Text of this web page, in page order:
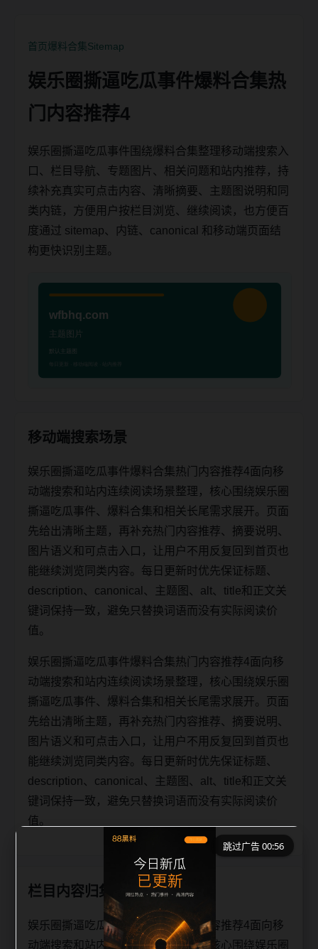
首页 爆料合集Sitemap
娱乐圈撕逼吃瓜事件爆料合集热
门内容推荐4
娱乐圈撕逼吃瓜事件围绕爆料合集整理移动端搜索入
口、栏目导航、专题图片、相关问题和站内推荐，持
续补充真实可点击内容、清晰摘要、主题图说明和同
类内链，方便用户按栏目浏览、继续阅读，也方便百
度通过 sitemap、内链、canonical 和移动端页面结
构更快识别主题。
移动端搜索场景
娱乐圈撕逼吃瓜事件爆料合集热门内容推荐4面向移
动端搜索和站内连续阅读场景整理，核心围绕娱乐圈
撕逼吃瓜事件、爆料合集和相关长尾需求展开。页面
先给出清晰主题，再补充热门内容推荐、摘要说明、
图片语义和可点击入口，让用户不用反复回到首页也
能继续浏览同类内容。每日更新时优先保证标题、
description、canonical、主题图、alt、title和正文关
键词保持一致，避免只替换词语而没有实际阅读价
值。
娱乐圈撕逼吃瓜事件爆料合集热门内容推荐4面向移
动端搜索和站内连续阅读场景整理，核心围绕娱乐圈
撕逼吃瓜事件、爆料合集和相关长尾需求展开。页面
先给出清晰主题，再补充热门内容推荐、摘要说明、
图片语义和可点击入口，让用户不用反复回到首页也
能继续浏览同类内容。每日更新时优先保证标题、
description、canonical、主题图、alt、title和正文关
键词保持一致，避免只替换词语而没有实际阅读价
值。
栏目内容归集
娱乐圈撕逼吃瓜事件爆料合集热门内容推荐4面向移
动端搜索和站内连续阅读场景整理，核心围绕娱乐圈
跳过广告 00:56